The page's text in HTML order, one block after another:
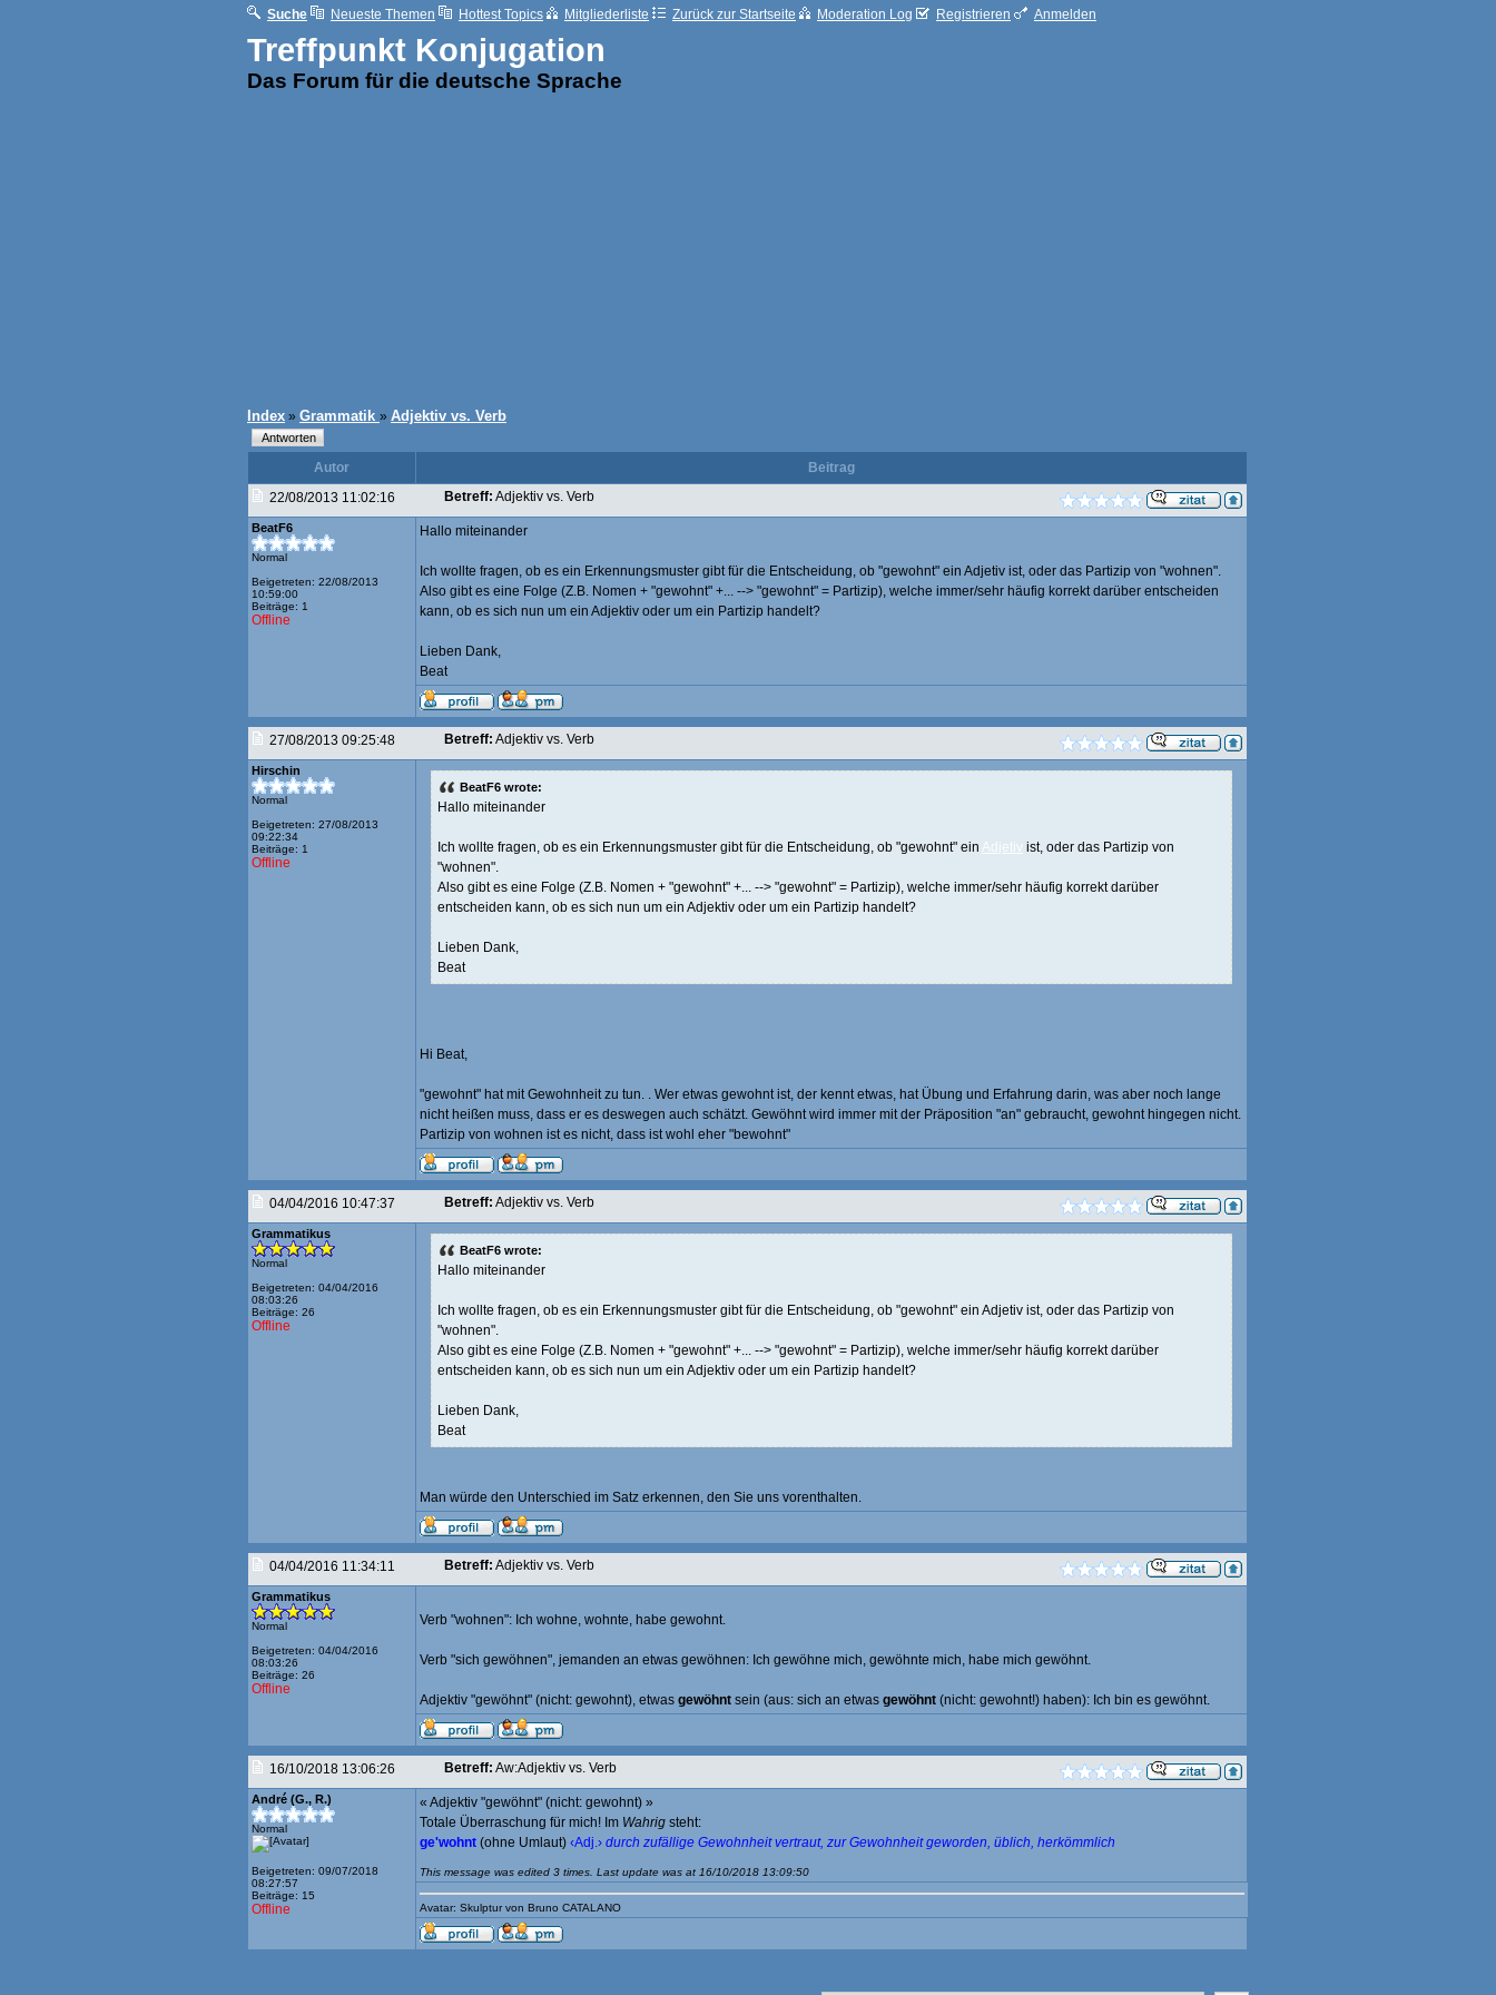
Suche Neueste Themen Hottest Topics Mitgliederliste Zurück zur Startseite Moderation Log Registrieren Anmelden
Treffpunkt Konjugation
Das Forum für die deutsche Sprache
Index » Grammatik » Adjektiv vs. Verb
Autor
Beitrag
22/08/2013 11:02:16
Betreff: Adjektiv vs. Verb
BeatF6
Normal
Beigetreten: 22/08/2013
10:59:00
Beiträge: 1
Offline
Hallo miteinander
Ich wollte fragen, ob es ein Erkennungsmuster gibt für die Entscheidung, ob "gewohnt" ein Adjetiv ist, oder das Partizip von "wohnen".
Also gibt es eine Folge (Z.B. Nomen + "gewohnt" +... --> "gewohnt" = Partizip), welche immer/sehr häufig korrekt darüber entscheiden
kann, ob es sich nun um ein Adjektiv oder um ein Partizip handelt?
Lieben Dank,
Beat
27/08/2013 09:25:48 Betreff: Adjektiv vs. Verb
Hirschin
Normal
Beigetreten: 27/08/2013
09:22:34
Beiträge: 1
Offline
BeatF6 wrote:
Hallo miteinander
Ich wollte fragen, ob es ein Erkennungsmuster gibt für die Entscheidung, ob "gewohnt" ein Adjetiv ist, oder das Partizip von
"wohnen".
Also gibt es eine Folge (Z.B. Nomen + "gewohnt" +... --> "gewohnt" = Partizip), welche immer/sehr häufig korrekt darüber
entscheiden kann, ob es sich nun um ein Adjektiv oder um ein Partizip handelt?
Lieben Dank,
Beat
Hi Beat,
"gewohnt" hat mit Gewohnheit zu tun. . Wer etwas gewohnt ist, der kennt etwas, hat Übung und Erfahrung darin, was aber noch lange
nicht heißen muss, dass er es deswegen auch schätzt. Gewöhnt wird immer mit der Präposition "an" gebraucht, gewohnt hingegen nicht.
Partizip von wohnen ist es nicht, dass ist wohl eher "bewohnt"
04/04/2016 10:47:37 Betreff: Adjektiv vs. Verb
Grammatikus
Normal
Beigetreten: 04/04/2016
08:03:26
Beiträge: 26
Offline
BeatF6 wrote:
Hallo miteinander
Ich wollte fragen, ob es ein Erkennungsmuster gibt für die Entscheidung, ob "gewohnt" ein Adjetiv ist, oder das Partizip von
"wohnen".
Also gibt es eine Folge (Z.B. Nomen + "gewohnt" +... --> "gewohnt" = Partizip), welche immer/sehr häufig korrekt darüber
entscheiden kann, ob es sich nun um ein Adjektiv oder um ein Partizip handelt?
Lieben Dank,
Beat
Man würde den Unterschied im Satz erkennen, den Sie uns vorenthalten.
04/04/2016 11:34:11 Betreff: Adjektiv vs. Verb
Grammatikus
Normal
Beigetreten: 04/04/2016
08:03:26
Beiträge: 26
Offline
Verb "wohnen": Ich wohne, wohnte, habe gewohnt.
Verb "sich gewöhnen", jemanden an etwas gewöhnen: Ich gewöhne mich, gewöhnte mich, habe mich gewöhnt.
Adjektiv "gewöhnt" (nicht: gewohnt), etwas gewöhnt sein (aus: sich an etwas gewöhnt (nicht: gewohnt!) haben): Ich bin es gewöhnt.
16/10/2018 13:06:26 Betreff: Aw:Adjektiv vs. Verb
André (G., R.)
Normal
Beigetreten: 09/07/2018
08:27:57
Beiträge: 15
Offline
« Adjektiv "gewöhnt" (nicht: gewohnt) »
Totale Überraschung für mich! Im Wahrig steht:
ge'wohnt (ohne Umlaut) ‹Adj.› durch zufällige Gewohnheit vertraut, zur Gewohnheit geworden, üblich, herkömmlich
This message was edited 3 times. Last update was at 16/10/2018 13:09:50
Avatar: Skulptur von Bruno CATALANO